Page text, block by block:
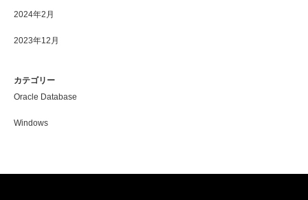
2024年2月
2023年12月
カテゴリー
Oracle Database
Windows